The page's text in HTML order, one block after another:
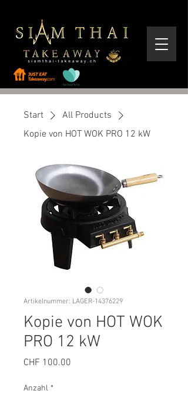
Start
All Products
Kopie von HOT WOK PRO 12 kW
Artikelnummer: LAGER-14376229
Kopie von HOT WOK
PRO 12 kW
CHF 100.00
Anzahl *